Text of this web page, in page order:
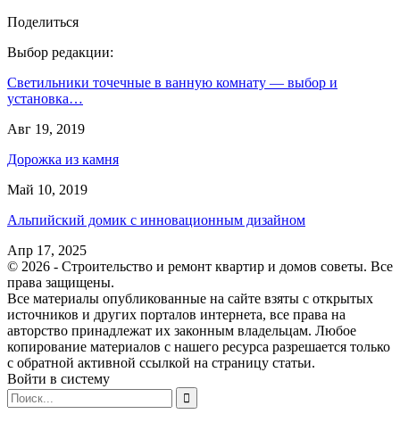
Поделиться
Выбор редакции:
Светильники точечные в ванную комнату — выбор и
установка…
Авг 19, 2019
Дорожка из камня
Май 10, 2019
Альпийский домик с инновационным дизайном
Апр 17, 2025
© 2026 - Строительство и ремонт квартир и домов советы. Все
права защищены.
Все материалы опубликованные на сайте взяты с открытых
источников и других порталов интернета, все права на
авторство принадлежат их законным владельцам. Любое
копирование материалов с нашего ресурса разрешается только
с обратной активной ссылкой на страницу статьи.
Войти в систему